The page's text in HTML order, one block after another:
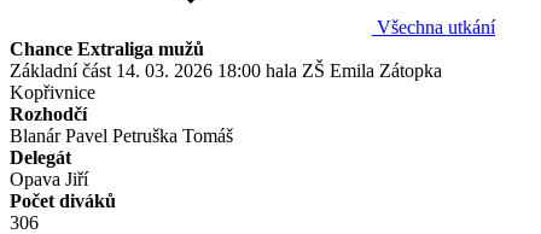
Všechna utkání
Chance Extraliga mužů
Základní část 14. 03. 2026 18:00 hala ZŠ Emila Zátopka
Kopřivnice
Rozhodčí
Blanár Pavel Petruška Tomáš
Delegát
Opava Jiří
Počet diváků
306